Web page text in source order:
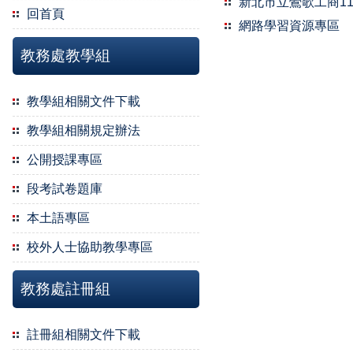
回首頁
教務處教學組
教學組相關文件下載
教學組相關規定辦法
公開授課專區
段考試卷題庫
本土語專區
校外人士協助教學專區
教務處註冊組
註冊組相關文件下載
網路學習資源專區